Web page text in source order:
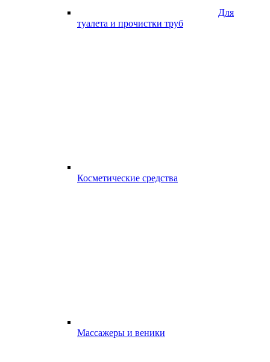
Для
туалета и прочистки труб
Косметические средства
Массажеры и веники